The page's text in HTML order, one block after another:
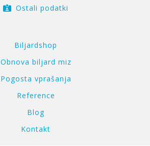
Ostali podatki
Biljardshop
Obnova biljard miz
Pogosta vprašanja
Reference
Blog
Kontakt